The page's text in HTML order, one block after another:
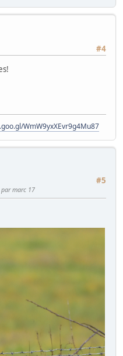
#4
WmW9yxXEvr9g4Mu87
#5
marc 17